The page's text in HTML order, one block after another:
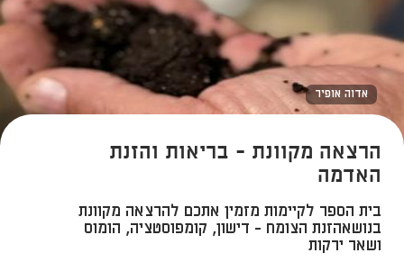
אדוה אופיר
הרצאה מקוונת - בריאות והזנת
האדמה
בית הספר לקיימות מזמין אתכם להרצאה מקוונת
בנושאהזנת הצומח - דישון, קומפוסטציה, הומוס
ושאר ירקות